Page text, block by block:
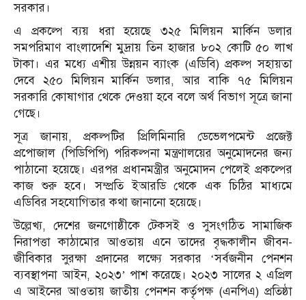
সরকার।
এ প্রকল্পে ব্যয় ধরা হয়েছে ৩২৫ মিলিয়ন মার্কিন ডলার
সমপরিমাণ বাংলাদেশি মুদ্রায় তিন হাজার ৮০২ কোটি ৫০ লাখ
টাকা। এর মধ্যে এশীয় উন্নয়ন ব্যাংক (এডিবি) প্রকল্প সহায়তা
দেবে ২৫০ মিলিয়ন মার্কিন ডলার, আর বাকি ৭৫ মিলিয়ন
সরকারি কোষাগার থেকে দেওয়া হবে বলে অর্থ বিভাগ সূত্রে জানা
গেছে।
সূত্র জানায়, প্রকল্পটির প্রিলিমিনারি ডেভেলপমেন্ট প্রজেক্ট
প্রপোজাল (পিডিপিপি) পরিকল্পনা মন্ত্রণালয়ের অনুমোদনের জন্য
পাঠানো হয়েছে। এরপর প্রধানমন্ত্রীর অনুমোদন পেলেই প্রকল্পের
কাজ শুরু হবে। সম্প্রতি ইআরডি থেকে এক চিঠির মাধ্যমে
এডিবির সহযোগিতার কথা জানানো হয়েছে।
উল্লেখ্য, দেশের জনগোষ্ঠীকে টেকসই ও সুসংগঠিত সামাজিক
নিরাপত্তা কাঠামোর আওতায় এনে তাদের বৃদ্ধকালীন জীবন-
জীবিকার সুরক্ষা প্রদানের লক্ষ্যে সরকার ‘সর্বজনীন পেনশন
ব্যবস্থাপনা আইন, ২০২৩’ পাশ করেছে। ২০২৩ সালের ২ এপ্রিল
এ আইনের আওতায় জাতীয় পেনশন কর্তৃপক্ষ (এনপিএ) প্রতিষ্ঠা